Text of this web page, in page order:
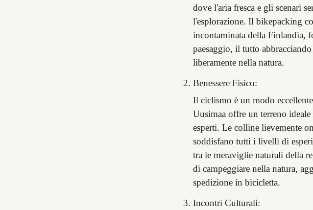
dove l'aria fresca e gli scenari
l'esplorazione. Il bikepacking
incontaminata della Finlandia,
paesaggio, il tutto
liberamente nella natura.
Benessere Fisico:
Il ciclismo è un modo
Uusimaa offre un terreno
esperti. Le colline lievemente
soddisfano tutti i livelli di
tra le meraviglie naturali della
di campeggiare nella natura,
spedizione in bicicletta.
Incontri Culturali: